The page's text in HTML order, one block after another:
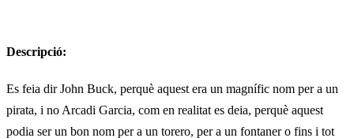
Descripció:
Es feia dir John Buck, perquè aquest era un magnífic nom per a un
pirata, i no Arcadi Garcia, com en realitat es deia, perquè aquest
podia ser un bon nom per a un torero, per a un fontaner o fins i tot